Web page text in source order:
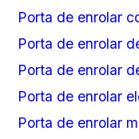
Porta de enrolar
Porta de enrolar
Porta de enrolar
Porta de enrolar
Porta de enrolar